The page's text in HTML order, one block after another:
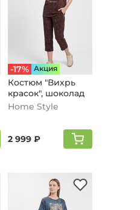
-17% Aкция
Костюм "Вихрь
красок", шоколад
Home Style
2 999 ₽